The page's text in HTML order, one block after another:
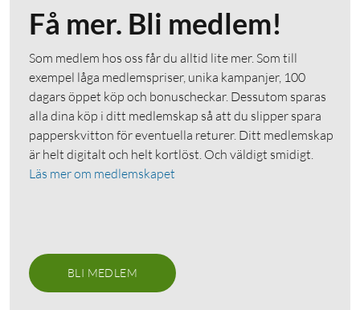
Få mer. Bli medlem!
Som medlem hos oss får du alltid lite mer. Som till
exempel låga medlemspriser, unika kampanjer, 100
dagars öppet köp och bonuscheckar. Dessutom sparas
alla dina köp i ditt medlemskap så att du slipper spara
papperskvitton för eventuella returer. Ditt medlemskap
är helt digitalt och helt kortlöst. Och väldigt smidigt.
Läs mer om medlemskapet
BLI MEDLEM